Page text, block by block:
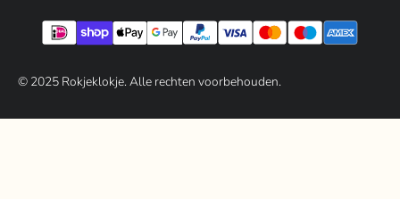
© 2025Rokjeklokje. Alle rechten voorbehouden.